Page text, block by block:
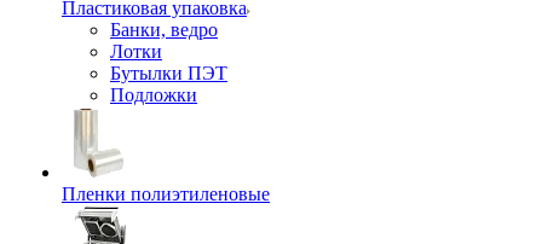
Пластиковая упаковка
Банки, ведро
Лотки
Бутылки ПЭТ
Подложки
Пленки полиэтиленовые